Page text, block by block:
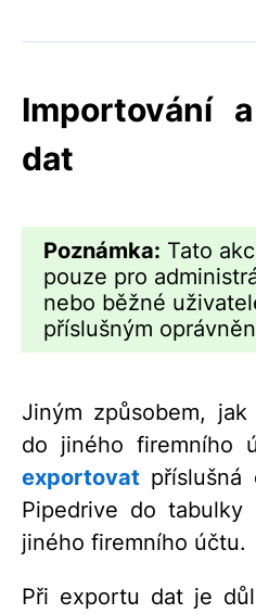
Importování
dat
Poznámka: Tato
pouze pro
nebo běžné
příslušným
Jiným způsobem,
do jiného firemního
exportovat
Pipedrive do tabulky
jiného firemního účtu.
Při exportu dat je